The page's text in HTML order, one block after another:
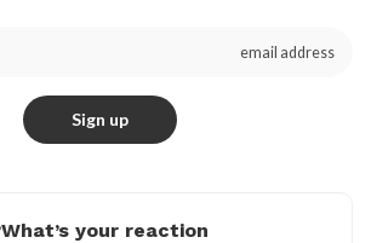
What’s your reaction?